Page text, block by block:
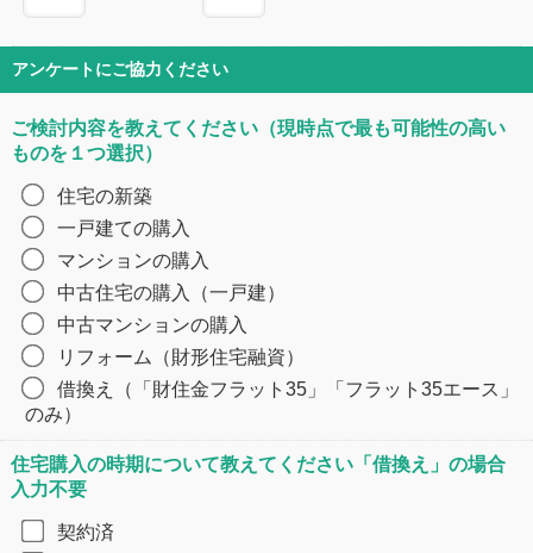
アンケートにご協力ください
ご検討内容を教えてください（現時点で最も可能性の高い
ものを１つ選択）
住宅の新築
一戸建ての購入
マンションの購入
中古住宅の購入（一戸建）
中古マンションの購入
リフォーム（財形住宅融資）
借換え（「財住金フラット35」「フラット35エース」
のみ）
住宅購入の時期について教えてください「借換え」の場合
入力不要
契約済